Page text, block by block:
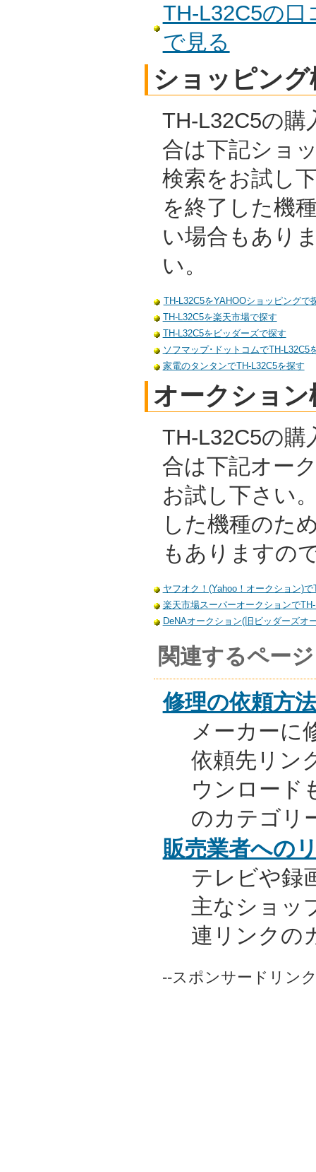
TH-L32C5の
で見る
ショッピング
TH-L32C5の購
合は下記ショ
検索をお試し
を終了した機
い場合もあり
い。
TH-L32C5をYAHOOショッピングで
TH-L32C5を楽天市場で探す
TH-L32C5をビッダーズで探す
ソフマップ･ドットコムでTH-L32C5
家電のタンタンでTH-L32C5を探す
オークション
TH-L32C5の購
合は下記オー
お試し下さい
した機種のた
もありますの
ヤフオク！(Yahoo！オークション)で
楽天市場スーパーオークションで
DeNAオークション(旧ビッダーズオ
関連するページ
修理の依頼方法
メーカーに
依頼先リン
ウンロード
のカテゴリ
販売業者への
テレビや録
主なショッ
連リンクの
--スポンサードリン